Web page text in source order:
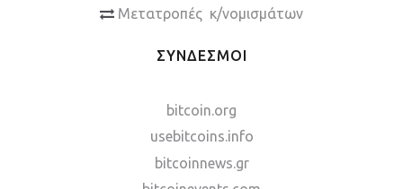
Μετατροπές κ/νομισμάτων
ΣΥΝΔΕΣΜΟΙ
bitcoin.org
usebitcoins.info
bitcoinnews.gr